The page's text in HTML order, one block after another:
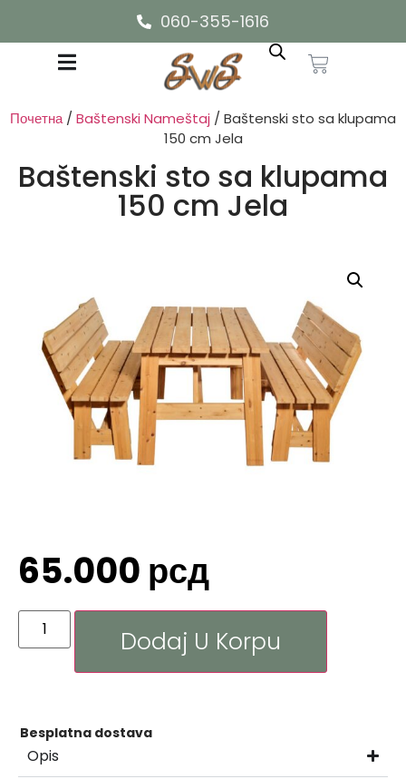
060-355-1616
Почетна/Baštenski Nameštaj / Baštenski sto sa klupama
150 cm Jela
Baštenski sto sa klupama
150 cm Jela
65.000 рсд
Dodaj U Korpu
Besplatna dostava
Opis